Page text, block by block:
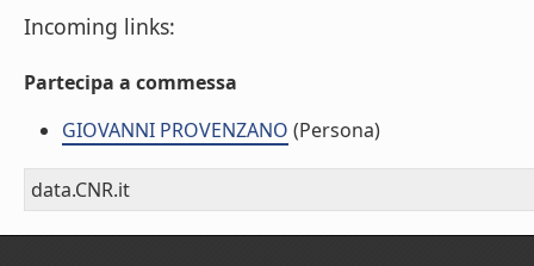
Incoming links:
Partecipa a commessa
GIOVANNI PROVENZANO (Persona)
data.CNR.it